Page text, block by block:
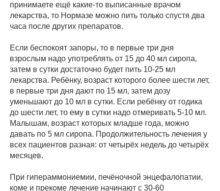
принимаете ещё какие-то выписанные врачом
лекарства, то Нормазе можно пить только спустя два
часа после других препаратов.
Если беспокоят запоры, то в первые три дня
взрослым надо употреблять от 15 до 40 мл сиропа,
затем в сутки достаточно будет пить 10-25 мл
лекарства. Ребёнку, возраст которого более шести лет,
в первые три дня дают по 15 мл, затем дозу
уменьшают до 10 мл в сутки. Если ребёнку от годика
до шести лет, то ему в сутки надо отмеривать 5-10 мл.
Малышам, возраст которых младше года, можно
давать по 5 мл сиропа. Продолжительность лечения у
всех пациентов разная: от четырёх недель до четырёх
месяцев.
При гипераммониемии, печёночной энцефалопатии,
коме и прекоме лечение начинают с 30-60